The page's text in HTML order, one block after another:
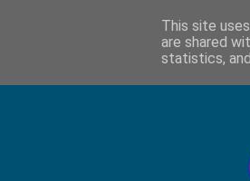
This site
are shared
statistics,